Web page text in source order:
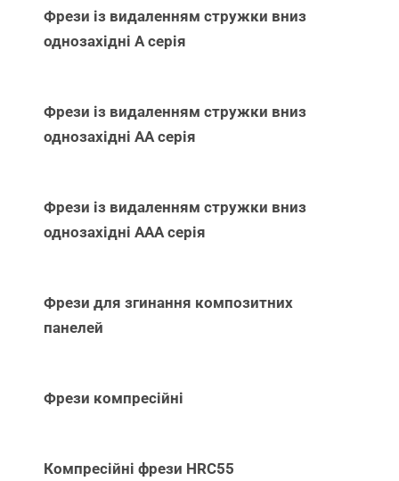
Фрези із видаленням стружки вниз
однозахідні А серія
Фрези із видаленням стружки вниз
однозахідні АА серія
Фрези із видаленням стружки вниз
однозахідні ААА серія
Фрези для згинання композитних
панелей
Фрези компресійні
Компресійні фрези HRC55